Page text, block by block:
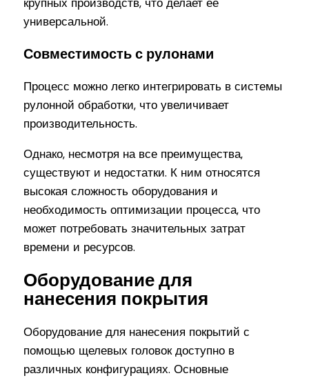
универсальной.
Совместимость с рулонами
Процесс можно легко интегрировать в системы
рулонной обработки, что увеличивает
производительность.
Однако, несмотря на все преимущества,
существуют и недостатки. К ним относятся
высокая сложность оборудования и
необходимость оптимизации процесса, что
может потребовать значительных затрат
времени и ресурсов.
Оборудование для
нанесения покрытия
Оборудование для нанесения покрытий с
помощью щелевых головок доступно в
различных конфигурациях. Основные